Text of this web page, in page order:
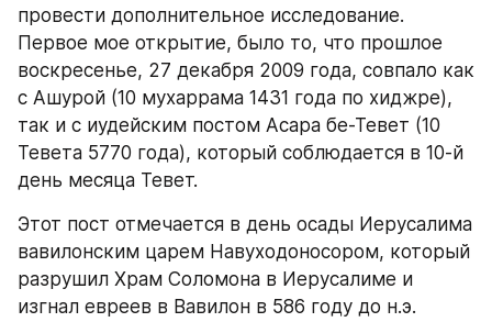
провести дополнительное исследование.
Первое мое открытие, было то, что прошлое
воскресенье, 27 декабря 2009 года, совпало как
с Ашурой (10 мухаррама 1431 года по хиджре),
так и с иудейским постом Асара бе-Тевет (10
Тевета 5770 года), который соблюдается в 10-й
день месяца Тевет.
Этот пост отмечается в день осады Иерусалима
вавилонским царем Навуходоносором, который
разрушил Храм Соломона в Иерусалиме и
изгнал евреев в Вавилон в 586 году до н.э.